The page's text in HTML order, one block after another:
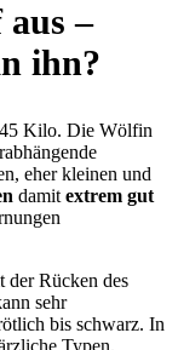
–
ihn?
45 Kilo. Die Wölfin
eher kleinen und
damitextrem gut
der Rücken des
sehr
bis schwarz. In